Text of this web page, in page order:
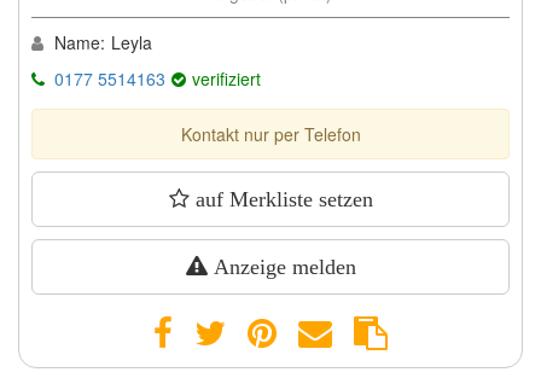
Name: Leyla
0177 5514163
verifiziert
Kontakt nur per Telefon
auf Merkliste setzen
Anzeige melden